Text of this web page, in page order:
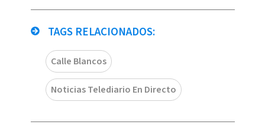
TAGS RELACIONADOS:
Calle Blancos
Noticias Telediario En Directo